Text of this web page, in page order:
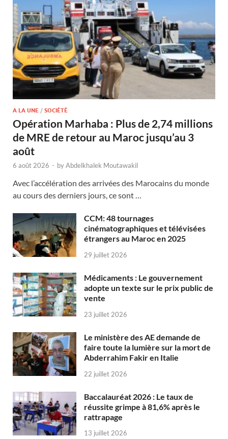
A LA UNE / SOCIÉTÉ
Opération Marhaba : Plus de 2,74 millions
de MRE de retour au Maroc jusqu’au 3
août
6 août 2026 - byAbdelkhalek Moutawakil
Avec l’accélération des arrivées des Marocains du monde
au cours des derniers jours, ce sont …
CCM: 48 tournages
cinématographiques et télévisées
étrangers au Maroc en 2025
29 juillet 2026
Médicaments : Le gouvernement
adopte un texte sur le prix public de
vente
23 juillet 2026
Le ministère des AE demande de
faire toute la lumière sur la mort de
Abderrahim Fakir en Italie
22 juillet 2026
Baccalauréat 2026 : Le taux de
réussite grimpe à 81,6% après le
rattrapage
13 juillet 2026